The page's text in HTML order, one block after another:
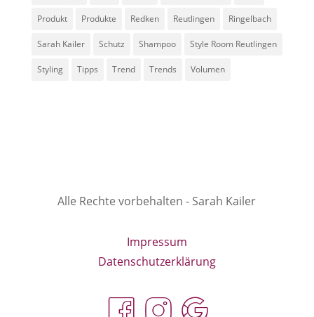
Produkt Produkte Redken Reutlingen Ringelbach
Sarah Kailer Schutz Shampoo Style Room Reutlingen
Styling Tipps Trend Trends Volumen
Alle Rechte vorbehalten - Sarah Kailer
Impressum
Datenschutzerklärung